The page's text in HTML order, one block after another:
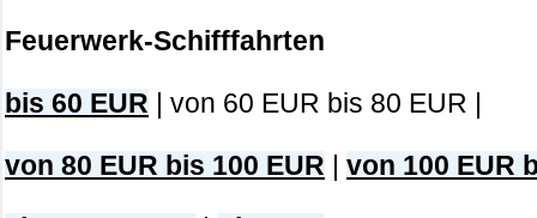
Feuerwerk-Schifffahrten
bis 60 EUR | von 60 EUR bis 80 EUR |
von 80 EUR bis 100 EUR von 100 EUR